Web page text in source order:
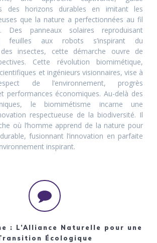
des horizons durables en imitant les
que la nature a perfectionnées au fil
Des panneaux solaires reproduisant
feuilles aux robots s’inspirant du
insectes, cette démarche ouvre de
Cette révolution biomimétique,
et ingénieurs visionnaires, vise à
de l’environnement, progrès
performances économiques. Au-delà des
le biomimétisme incarne une
respectueuse de la biodiversité. Il
où l’homme apprend de la nature pour
fusionnant l’innovation en parfaite
inspirant.
: L’Alliance Naturelle pour une
Écologique